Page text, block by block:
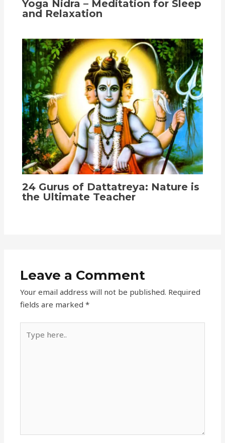
Yoga Nidra – Meditation for Sleep
and Relaxation
24 Gurus of Dattatreya: Nature is
the Ultimate Teacher
Leave a Comment
Your email address will not be published. Required
fields are marked*
here..